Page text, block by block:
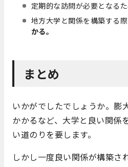
定期的な訪問が必要となる
地方大学と関係を構築する
かる。
まとめ
いかがでしたでしょうか。膨
かかるなど、大学と良い関係
い道のりを要します。
しかし一度良い関係が構築さ